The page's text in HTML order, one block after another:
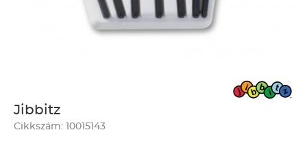
Jibbitz
Cikkszám: 10015143